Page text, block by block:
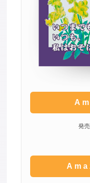
発